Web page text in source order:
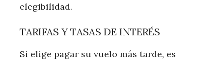
elegibilidad.
TARIFAS Y TASAS DE INTERÉS
Si elige pagar su vuelo más tarde, es